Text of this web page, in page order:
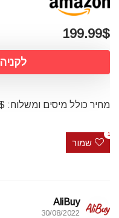
199.99$
לקניה
מחיר כולל מיסים ומשלוח: 254.9$ ~ כ 835 ₪ בלבד
שמור
1
AliBuy
30/08/2022